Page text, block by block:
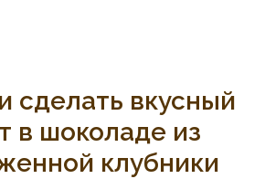
сделать вкусный
в шоколаде из
клубники